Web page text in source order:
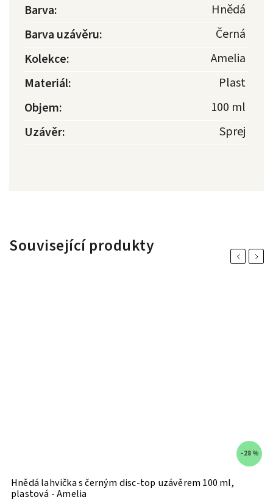
Barva:
Hnědá
Barva uzávěru:
Černá
Kolekce:
Amelia
Materiál:
Plast
Objem:
100 ml
Uzávěr: Sprej
Související produkty Previous
–28 %
Hnědá lahvička s černým disc-top uzávěrem 100 ml,
plastová - Amelia
Next